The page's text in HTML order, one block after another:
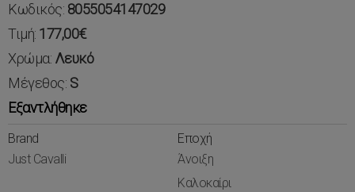
Κωδικός: 8055054147029
Τιμή: 177,00€
Χρώμα: Λευκό
Μέγεθος: S
Εξαντλήθηκε
Brand
Just Cavalli
Εποχή
Άνοιξη
Καλοκαίρι